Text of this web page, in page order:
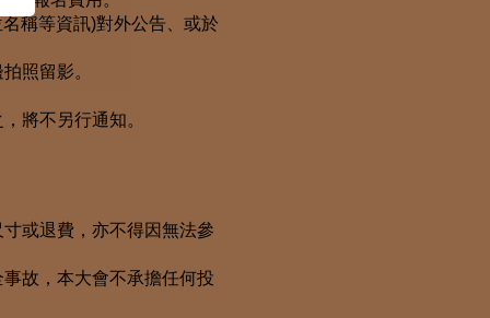
稱等資訊)對外公告、或於
照留影。
將不另行通知。
或退費，亦不得因無法參
故，本大會不承擔任何投